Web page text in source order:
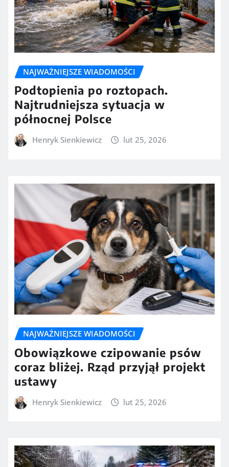
NAJWAŻNIEJSZE WIADOMOŚCI
Podtopienia po roztopach.
Najtrudniejsza sytuacja w
północnej Polsce
Henryk Sienkiewicz lut 25, 2026
NAJWAŻNIEJSZE WIADOMOŚCI
Obowiązkowe czipowanie psów
coraz bliżej. Rząd przyjął projekt
ustawy
Henryk Sienkiewicz lut 25, 2026